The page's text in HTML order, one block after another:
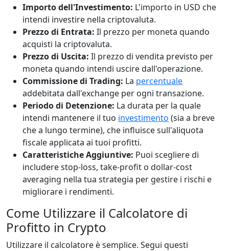
Importo dell'Investimento: L'importo in USD che
intendi investire nella criptovaluta.
Prezzo di Entrata: Il prezzo per moneta quando
acquisti la criptovaluta.
Prezzo di Uscita: Il prezzo di vendita previsto per
moneta quando intendi uscire dall'operazione.
Commissione di Trading: La percentuale
addebitata dall'exchange per ogni transazione.
Periodo di Detenzione: La durata per la quale
intendi mantenere il tuo investimento (sia a breve
che a lungo termine), che influisce sull'aliquota
fiscale applicata ai tuoi profitti.
Caratteristiche Aggiuntive: Puoi scegliere di
includere stop-loss, take-profit o dollar-cost
averaging nella tua strategia per gestire i rischi e
migliorare i rendimenti.
Come Utilizzare il Calcolatore di
Profitto in Crypto
Utilizzare il calcolatore è semplice. Segui questi